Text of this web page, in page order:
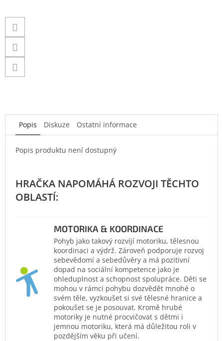
Popis Diskuze Ostatní informace
Popis produktu není dostupný
MOTORIKA & KOORDINACE
Pohyb jako takový rozvíjí motoriku, tělesnou
koordinaci a výdrž. Zároveň podporuje rozvoj
sebevědomí a sebedůvěry a má pozitivní
dopad na sociální kompetence jako je
ohleduplnost a schopnost spolupráce. Děti se
mohou v rámci pohybu dozvědět mnohé o
svém těle, vyzkoušet si své tělesné hranice a
pokoušet se je posouvat. Kromě hrubé
motoriky je nutné procvičovat s dětmi i
jemnou motoriku, která má důležitou roli v
pozdějším věku při učení.